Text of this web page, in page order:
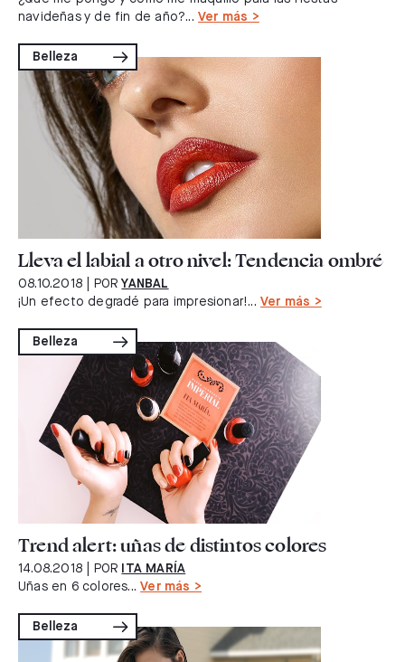
navideñas y de fin de año?... Ver más >
Belleza
Lleva el labial a otro nivel: Tendencia ombré
08.10.2018 | POR YANBAL
¡Un efecto degradé para impresionar!... Ver más >
Belleza
Trend alert: uñas de distintos colores
14.08.2018 | POR
ITA MARÍA
Uñas en 6 colores...Ver más >
Belleza